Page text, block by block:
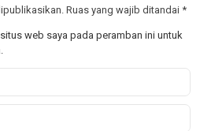
Ruas yang wajib ditandai *
web saya pada peramban ini untuk